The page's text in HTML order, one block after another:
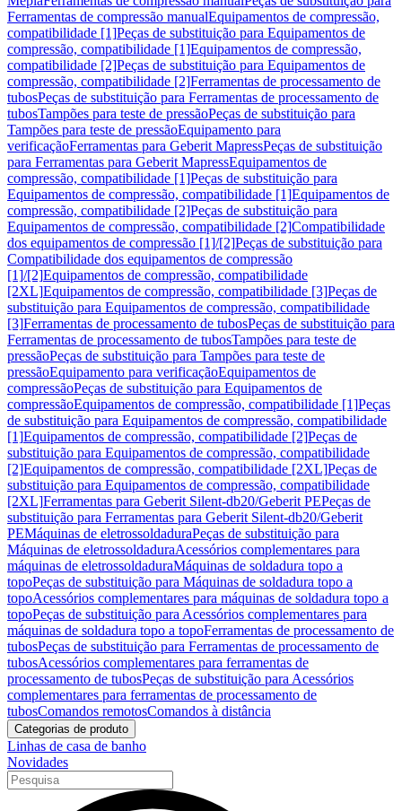
Ferramentas de compressão manualEquipamentos de compressão,
compatibilidade [1]Peças de substituição para Equipamentos de
compressão, compatibilidade [1]Equipamentos de compressão,
compatibilidade [2]Peças de substituição para Equipamentos de
compressão, compatibilidade [2]Ferramentas de processamento de
tubosPeças de substituição para Ferramentas de processamento de
tubosTampões para teste de pressãoPeças de substituição para
Tampões para teste de pressãoEquipamento para
verificaçãoFerramentas para Geberit MapressPeças de substituição
para Ferramentas para Geberit MapressEquipamentos de
compressão, compatibilidade [1]Peças de substituição para
Equipamentos de compressão, compatibilidade [1]Equipamentos de
compressão, compatibilidade [2]Peças de substituição para
Equipamentos de compressão, compatibilidade [2]Compatibilidade
dos equipamentos de compressão [1]/[2]Peças de substituição para
Compatibilidade dos equipamentos de compressão
[1]/[2]Equipamentos de compressão, compatibilidade
[2XL]Equipamentos de compressão, compatibilidade [3]Peças de
substituição para Equipamentos de compressão, compatibilidade
[3]Ferramentas de processamento de tubosPeças de substituição para
Ferramentas de processamento de tubosTampões para teste de
pressãoPeças de substituição para Tampões para teste de
pressãoEquipamento para verificaçãoEquipamentos de
compressãoPeças de substituição para Equipamentos de
compressãoEquipamentos de compressão, compatibilidade [1]Peças
de substituição para Equipamentos de compressão, compatibilidade
[1]Equipamentos de compressão, compatibilidade [2]Peças de
substituição para Equipamentos de compressão, compatibilidade
[2]Equipamentos de compressão, compatibilidade [2XL]Peças de
substituição para Equipamentos de compressão, compatibilidade
[2XL]Ferramentas para Geberit Silent-db20/Geberit PEPeças de
substituição para Ferramentas para Geberit Silent-db20/Geberit
PEMáquinas de eletrossoldaduraPeças de substituição para
Máquinas de eletrossoldaduraAcessórios complementares para
máquinas de eletrossoldaduraMáquinas de soldadura topo a
topoPeças de substituição para Máquinas de soldadura topo a
topoAcessórios complementares para máquinas de soldadura topo a
topoPeças de substituição para Acessórios complementares para
máquinas de soldadura topo a topoFerramentas de processamento de
tubosPeças de substituição para Ferramentas de processamento de
tubosAcessórios complementares para ferramentas de
processamento de tubosPeças de substituição para Acessórios
complementares para ferramentas de processamento de
tubosComandos remotosComandos à distância
Categorias de produto
Linhas de casa de banho
Novidades